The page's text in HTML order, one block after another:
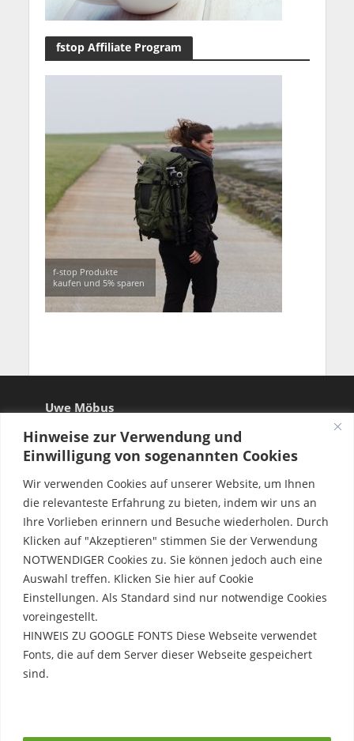
Hinweise zur Verwendung und
Einwilligung von sogenannten Cookies
Wir verwenden Cookies auf unserer Website, um Ihnen
die relevanteste Erfahrung zu bieten, indem wir uns an
Ihre Vorlieben erinnern und Besuche wiederholen. Durch
Klicken auf "Akzeptieren" stimmen Sie der Verwendung
NOTWENDIGER Cookies zu. Sie können jedoch auch eine
Auswahl treffen. Klicken Sie hier auf Cookie
Einstellungen. Als Standard sind nur notwendige Cookies
voreingestellt.
HINWEIS ZU GOOGLE FONTS Diese Webseite verwendet
Fonts, die auf dem Server dieser Webseite gespeichert
sind.
fstop Affiliate Program
f-stop Produkte
kaufen und 5% sparen
Uwe Möbus